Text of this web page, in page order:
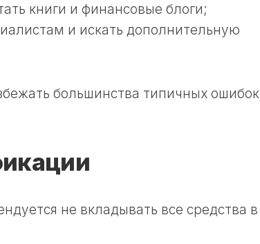
книги и финансовые блоги;
и искать дополнительную
большинства типичных ошибок
не вкладывать все средства в